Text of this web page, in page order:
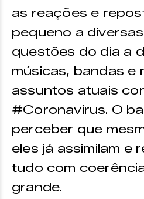
as reações e
pequeno a
questões do dia a
músicas, bandas e
assuntos atuais
#Coronavirus. O
perceber que
eles já assimilam e
tudo com
grande.